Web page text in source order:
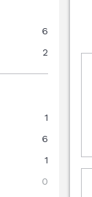
6
2
1
6
1
0